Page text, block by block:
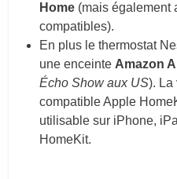
Home (mais également
compatibles).
En plus le thermostat
une enceinteAmazon
Écho Show aux US). La
compatible Apple
utilisable sur iPhone,
HomeKit.